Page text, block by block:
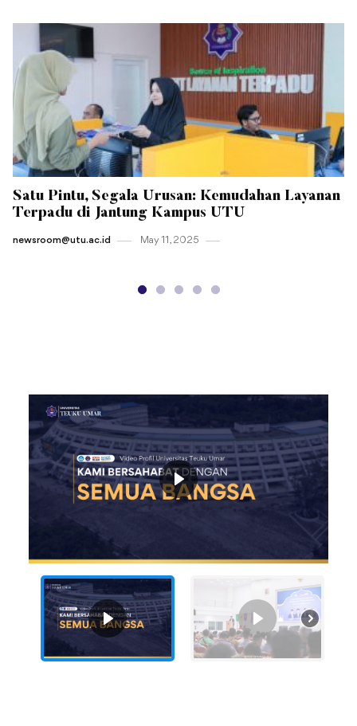
Satu Pintu, Segala Urusan: Kemudahan Layanan
Terpadu di Jantung Kampus UTU
newsroom@utu.ac.id May 11 , 2025